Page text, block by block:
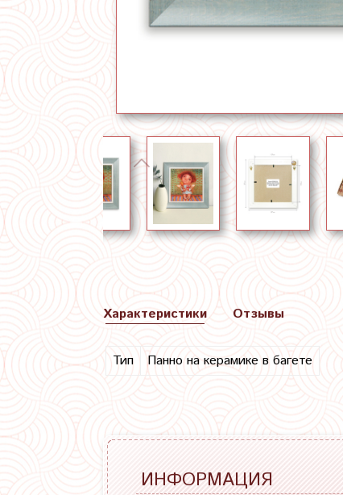
Характеристики
Тип Панно на керамике в багете
Отзывы
ИНФОРМАЦИЯ